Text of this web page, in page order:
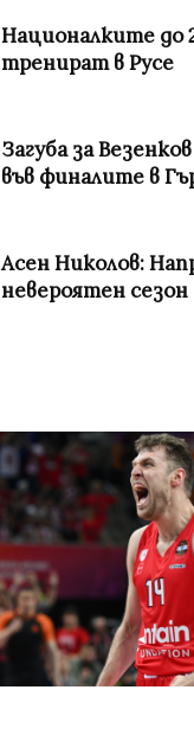
Националките до
тренират в Русе
Загуба за
във финалите в
Асен Николов:
невероятен сезон